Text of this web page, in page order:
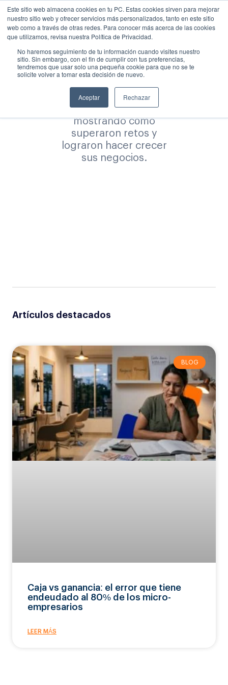
Este sitio web almacena cookies en tu PC. Estas cookies sirven para mejorar
nuestro sitio web y ofrecer servicios más personalizados, tanto en este sitio
web como a través de otras redes. Para conocer más acerca de las cookies
que utilizamos, revisa nuestra Política de Privacidad.
No haremos seguimiento de tu información cuando visites nuestro
sitio. Sin embargo, con el fin de cumplir con tus preferencias,
tendremos que usar solo una pequeña cookie para que no se te
solicite volver a tomar esta decisión de nuevo.
Aceptar Rechazar
Historias de éxito
Contenido que inspira a
través de experiencias
reales de
emprendedores,
mostrando cómo
superaron retos y
lograron hacer crecer
sus negocios.
Artículos destacados
BLOG
Caja vs ganancia: el error que tiene
endeudado al 80% de los micro-
empresarios
LEER MÁS